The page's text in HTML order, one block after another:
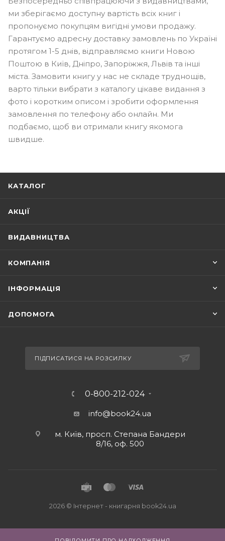
ми зберігаємо доступну вартість всіх книг і
пропонуємо покупцям вигідні умови продажу.
Гарантуємо адресну доставку замовлень по Україні
протягом 1-5 днів, відправляємо книги Новою
Поштою в Київ, Дніпро, Запоріжжя, Львів та інші
міста. Замовити книгу у нас не складе труднощів,
варто тільки вибрати з каталогу цікаве видання з
фото і коротким описом і зробити оформлення
замовлення по телефону або онлайн. Ми
подбаємо, щоб ви отримали книгу якомога
швидше.
КАТАЛОГ
АКЦІЇ
ВИДАВНИЦТВА
КОМПАНІЯ
ІНФОРМАЦІЯ
ДОПОМОГА
ПІДПИСАТИСЯ НА РОЗСИЛКУ
0-800-212-024
info@book24.ua
м. Київ, просп. Степана Бандери
8/16, оф. 500
2026 © Iнтернет - книгарня book24.ua